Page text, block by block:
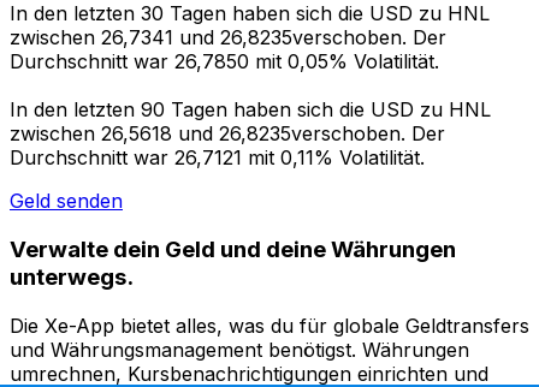
In den letzten 30 Tagen haben sich die USD zu HNL
zwischen 26,7341 und 26,8235verschoben. Der
Durchschnitt war 26,7850 mit 0,05% Volatilität.
In den letzten 90 Tagen haben sich die USD zu HNL
zwischen 26,5618 und 26,8235verschoben. Der
Durchschnitt war 26,7121 mit 0,11% Volatilität.
Geld senden
Verwalte dein Geld und deine Währungen
unterwegs.
Die Xe-App bietet alles, was du für globale Geldtransfers
und Währungsmanagement benötigst. Währungen
umrechnen, Kursbenachrichtigungen einrichten und